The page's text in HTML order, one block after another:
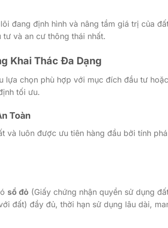
đang định hình và nâng tầm giá trị của
và an cư thông thái nhất.
Khai Thác Đa Dạng
lựa chọn phù hợp với mục đích đầu tư
tối ưu.
Toàn
và luôn được ưu tiên hàng đầu bởi tính
sổ đỏ (Giấy chứng nhận quyền sử dụng
đất) đầy đủ, thời hạn sử dụng lâu dài,